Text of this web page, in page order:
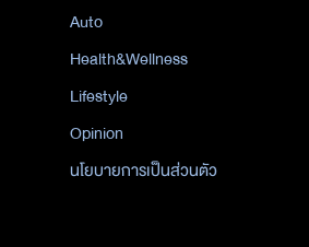
Auto
Health&Wellness
Lifestyle
Opinion
นโยบายการเป็นส่วนตัว